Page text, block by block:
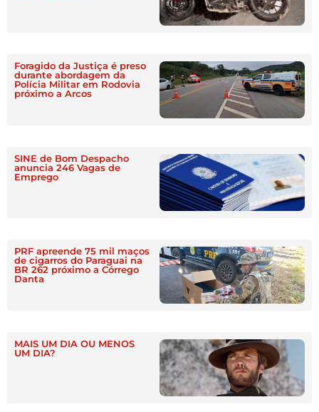
Foragido da Justiça é preso
durante abordagem da
Polícia Militar em Rodovia
próximo a Arcos
SINE de Bom Despacho
anuncia 246 Vagas de
Emprego
PRF apreende 75 mil maços
de cigarros do Paraguai na
BR 262 próximo a Córrego
Danta
MAIS UM DIA OU MENOS
UM DIA?